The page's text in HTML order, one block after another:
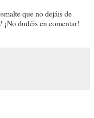
que no dejáis de
¡No dudéis en comentar!